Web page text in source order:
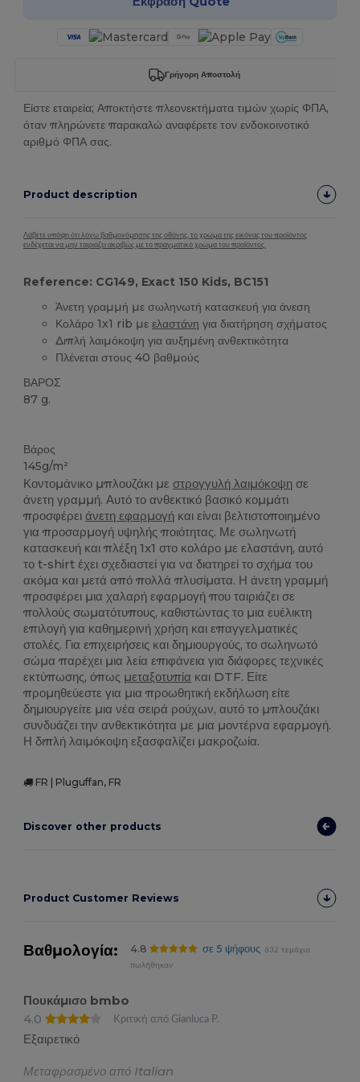
Γρήγορη Αποστολή
Είστε εταιρεία; Αποκτήστε πλεονεκτήματα τιμών χωρίς ΦΠΑ,
όταν πληρώνετε παρακαλώ αναφέρετε τον ενδοκοινοτικό
αριθμό ΦΠΑ σας.
Product description
Λάβετε υπόψη ότι λόγω βαθμονόμησης της οθόνης, το χρώμα της εικόνας του προϊόντος
ενδέχεται να μην ταιριάζει ακριβώς με το πραγματικό χρώμα του προϊόντος.
Reference: CG149, Exact 150 Kids, BC151
Άνετη γραμμή με σωληνωτή κατασκευή για άνεση
Κολάρο 1x1 rib μεελαστάνη για διατήρηση σχήματος
Διπλή λαιμόκοψη για αυξημένη ανθεκτικότητα
Πλένεται στους 40 βαθμούς
ΒΑΡΟΣ
87 g.
Βάρος
145g/m²
Κοντομάνικο μπλουζάκι μεστρογγυλή λαιμόκοψη σε
άνετη γραμμή. Αυτό το ανθεκτικό βασικό κομμάτι
προσφέρειάνετη εφαρμογή και είναι βελτιστοποιημένο
για προσαρμογή υψηλής ποιότητας. Με σωληνωτή
κατασκευή και πλέξη 1x1 στο κολάρο με ελαστάνη, αυτό
το t-shirt έχει σχεδιαστεί για να διατηρεί το σχήμα του
ακόμα και μετά από πολλά πλυσίματα. Η άνετη γραμμή
προσφέρει μια χαλαρή εφαρμογή που ταιριάζει σε
πολλούς σωματότυπους, καθιστώντας το μια ευέλικτη
επιλογή για καθημερινή χρήση και επαγγελματικές
στολές. Για επιχειρήσεις και δημιουργούς, το σωληνωτό
σώμα παρέχει μια λεία επιφάνεια για διάφορες τεχνικές
εκτύπωσης, όπως μεταξοτυπία και DTF. Είτε
προμηθεύεστε για μια προωθητική εκδήλωση είτε
δημιουργείτε μια νέα σειρά ρούχων, αυτό το μπλουζάκι
συνδυάζει την ανθεκτικότητα με μια μοντέρνα εφαρμογή.
Η διπλή λαιμόκοψη εξασφαλίζει μακροζωία.
FR | Pluguffan, FR
Discover other products
Product Customer Reviews
Βαθμολογία: 4.8 σε 5 ψήφους
632 τεμάχια
πωλήθηκαν
Πουκάμισο bmbo
4.0
Κριτική από Gianluca P.
Εξαιρετικό
Μεταφρασμένο από Italian